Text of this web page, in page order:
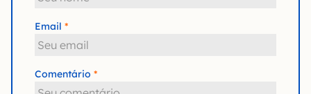
Email
Comentário